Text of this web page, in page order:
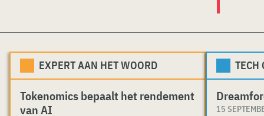
EXPERT AAN HET WOORD
Tokenomics bepaalt het rendement
van AI
TECH
15